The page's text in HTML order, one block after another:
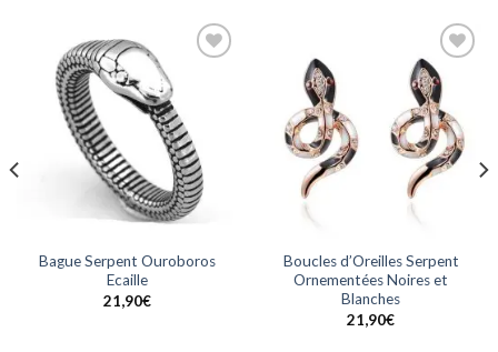
Bague Serpent Ouroboros
Ecaille
21,90€
Ajouter
à la
wishlist
Boucles d’Oreilles Serpent
Ornementées Noires et
Blanches
21,90€